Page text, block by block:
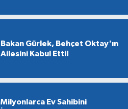
Bakan Gürlek, Behçet Oktay'ın
Ailesini Kabul Etti!
Milyonlarca Ev Sahibini